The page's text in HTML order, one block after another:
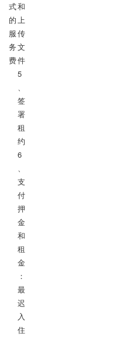
式
的
服
务
费
和
上
传
文
件
5
、
签
署
租
约
6
、
支
付
押
金
和
租
金
：
最
迟
入
住